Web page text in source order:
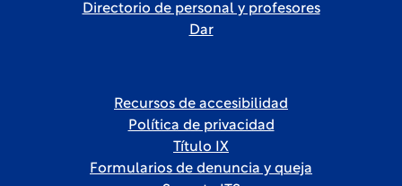
Directorio de personal y profesores
Dar
Recursos de accesibilidad
Política de privacidad
Título IX
Formularios de denuncia y queja